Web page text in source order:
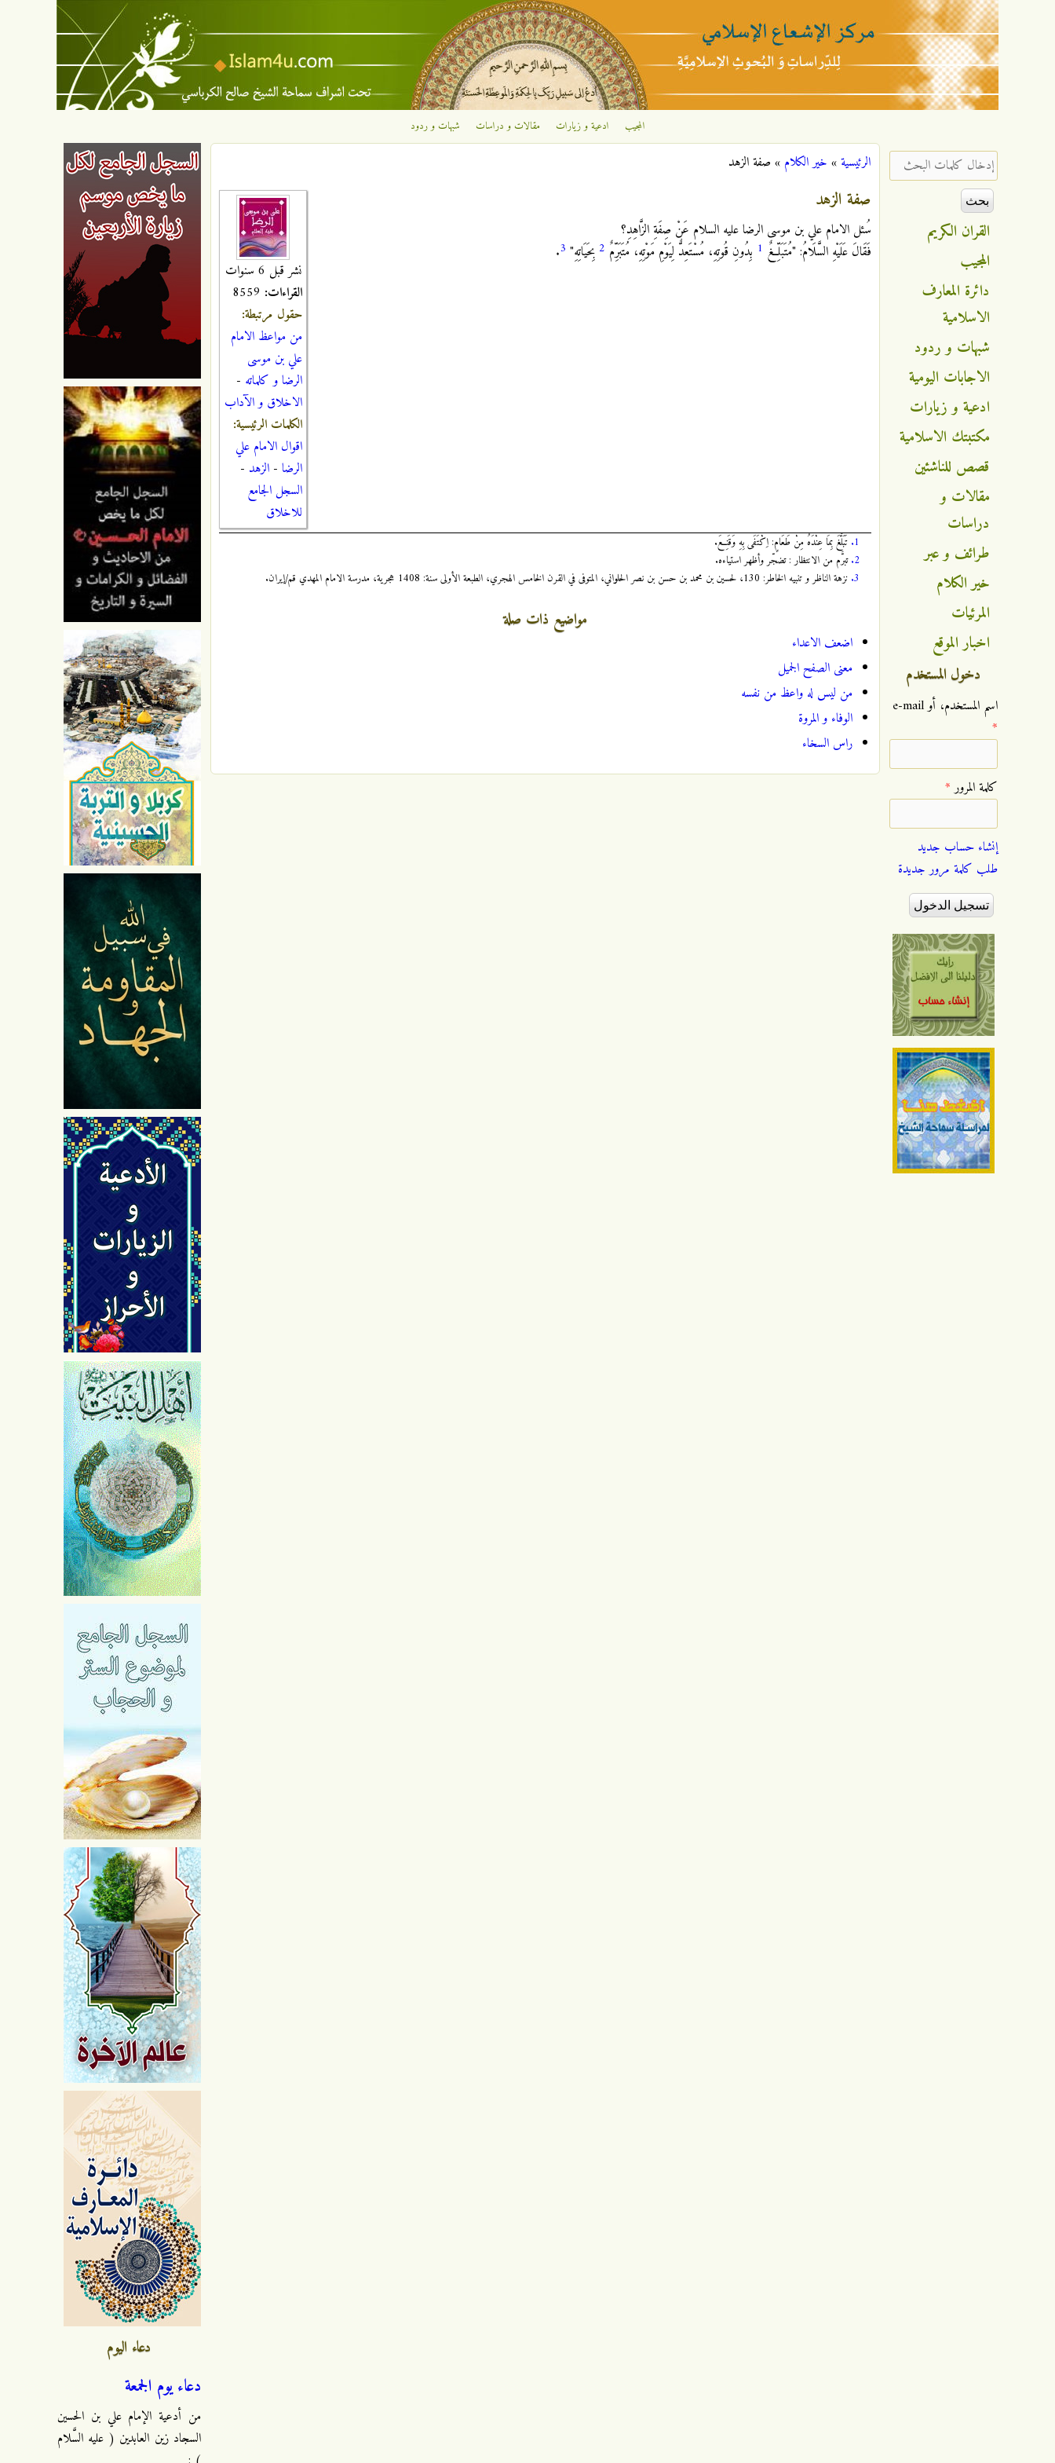
تجاوز إلى المحتوى الرئيسي
الإشعاع
الإسلامي
المجيب ادعية و زيارات مقالات و دراسات شبهات و ردود
أنت هنا
الرئيسية» خير الكلام »صفة الزهد
نشر قبل 6 سنوات
القراءات:
حقول مرتبطة:
من مواعظ الامام
علي بن موسى
الرضا و كلماته -
الاخلاق و الآداب
الكلمات الرئيسية:
اقوال الامام علي
الرضا - الزهد -
السجل الجامع
للاخلاق
صفة الزهد
سُئل الامام علي بن موسى الرضا عليه السلام عَنْ صِفَةِ الزَّاهِدِ؟
فَقَالَ عَلَيْهِ السَّلَامُ: "مُتَبَلِّغٌ 1 بِدُونِ قُوتِهِ، مُسْتَعِدٌّ لِيَوْمِ مَوْتِهِ، مُتَبَرِّمٌ 2 بِحَيَاتِهِ‏" 3
.
1. تَبَلَّغَ بِمَا عِنْدَهُ مِنْ طَعَامٍ: اِكْتَفَى بِهِ وَقَنِعَ.
2. تبرَّم من الانتظار : تضجّر وأظهر استياءه.
3. نزهة الناظر و تنبيه الخاطر: 130، لحسين بن محمد بن حسن بن نصر الحلواني، المتوفى في القرن الخامس الهجري، الطبعة الأولى سنة: 1408 هجرية، مدرسة الامام المهدي قم/إيران.
مواضيع ذات صلة
اضعف الاعداء
معنى الصفح الجميل
من ليس له واعظ من نفسه
الوفاء و المروة
راس السخاء
دعاء اليوم
دعاء يوم الجمعة
من أدعية الإمام علي بن الحسين
السجاد زين العابدين ( عليه السَّلام
‏إدخال كلمات البحث ‏
القران الكريم
المجيب
دائرة المعارف
الاسلامية
شبهات و ردود
الاجابات اليومية
ادعية و زيارات
مكتبتك الاسلامية
قصص للناشئين
مقالات و
دراسات
طرائف و عبر
خير الكلام
المرئيات
اخبار الموقع
دخول المستخدم
‏اسم المستخدم، أو e-mail
*
‏كلمة المرور ‏*
إنشاء حساب جديد
طلب كلمة مرور جديدة